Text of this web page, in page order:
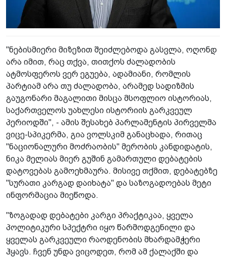
"ნებისმიერი მიზეზით შეიძლებოდა გასვლა, ოღონდ
არა იმით, რაც თქვა, თითქოს ძალადობის
ატმოსფეროს ვერ ეგუება, ადამიანი, რომლის
პარტიამ არა თუ ძალადობა, არამედ სადიზმის
გაუგონარი მაგალითი მისცა მსოფლიო ისტორიას,
საქართველოს უახლესი ისტორიის გარკვეულ
პერიოდში", - ამის შესახებ პარლამენტის პირველმა
ვიცე-სპიკერმა, გია ვოლსკიმ განაცხადა, რითაც
"ნაციონალური მოძრაობის" მერობის კანდიდატის,
ნიკა მელიას მიერ გუშინ გამართული დებატების
დატოვებას გამოეხმაურა. მისივე თქმით, დებატებზე
"სურათი კარგად დაიხატა" და საზოგადოებას მეტი
ინფორმაცია მიეწოდა.
"ზოგადად დებატები კარგი პრაქტიკაა, ყველა
პოლიტიკური სპექტრი იყო წარმოდგენილი და
ყველას გარკვეული რაოდენობის მხარდამჭერი
ჰყავს. ჩვენ უნდა ვიცოდეთ, რომ ამ ქალაქში და